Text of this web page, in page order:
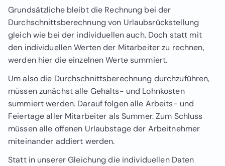
Grundsätzliche bleibt die Rechnung bei der
Durchschnittsberechnung von Urlaubsrückstellung
gleich wie bei der individuellen auch. Doch statt mit
den individuellen Werten der Mitarbeiter zu rechnen,
werden hier die einzelnen Werte summiert.
Um also die Durchschnittsberechnung durchzuführen,
müssen zunächst alle Gehalts- und Lohnkosten
summiert werden. Darauf folgen alle Arbeits- und
Feiertage aller Mitarbeiter als Summer. Zum Schluss
müssen alle offenen Urlaubstage der Arbeitnehmer
miteinander addiert werden.
Statt in unserer Gleichung die individuellen Daten